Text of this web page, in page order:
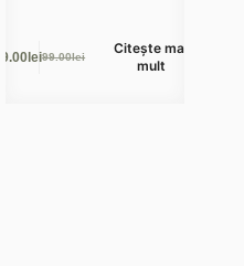
99.00lei
Prețul
29.00 leiPrețul
Citește mai
mult